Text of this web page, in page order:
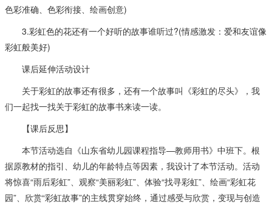
色彩准确、色彩衔接、绘画创意)
3.彩虹色的花还有一个好听的故事谁听过?(情感激发：爱和友谊像
彩虹般美好)
课后延伸活动设计
关于彩虹的故事还有很多，还有一个故事叫《彩虹的尽头》，我
们一起找一找关于彩虹的故事书来读一读。
【课后反思】
本节活动选自《山东省幼儿园课程指导—教师用书》中班下。根
据原教材的指引、幼儿的年龄特点等因素，我设计了本节活动。活动
将惊喜“雨后彩虹”、观察“美丽彩虹”、体验“找寻彩虹”、绘画“彩虹花
园”、欣赏“彩虹故事”的主线贯穿始终，通过感受与欣赏，变现与创造